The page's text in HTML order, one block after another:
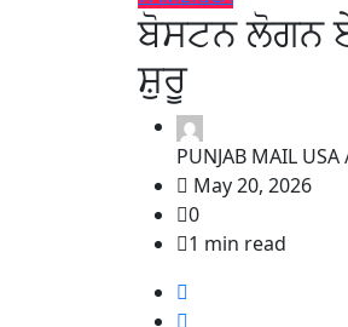
ਬੋਸਟਨ ਲੋਗਨ
ਸ਼ੁਰੂ
PUNJAB MAIL USA
May 20, 2026
0
1 min read